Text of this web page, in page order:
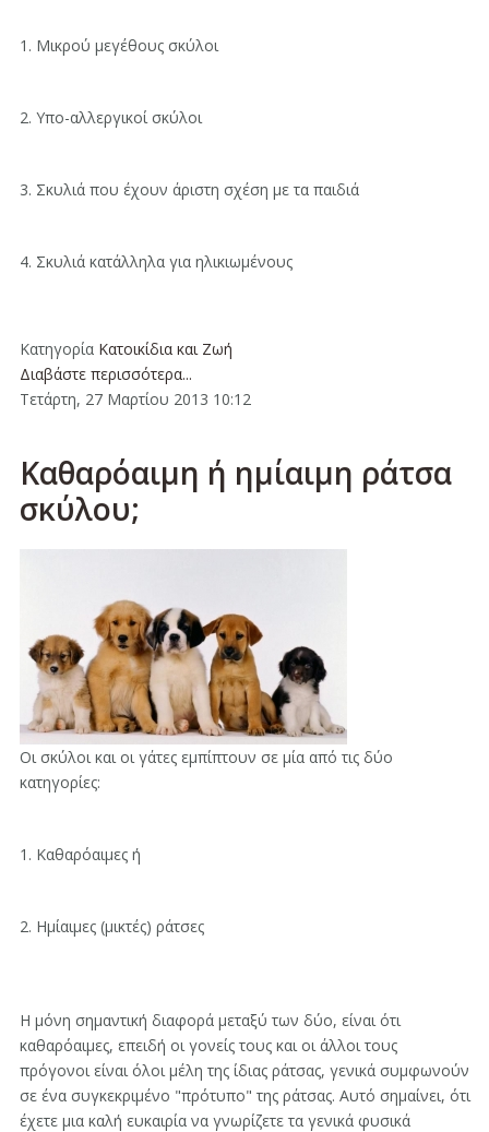
1. Μικρού μεγέθους σκύλοι
2. Υπο-αλλεργικοί σκύλοι
3. Σκυλιά που έχουν άριστη σχέση με τα παιδιά
4. Σκυλιά κατάλληλα για ηλικιωμένους
Κατηγορία Κατοικίδια και Ζωή
Διαβάστε περισσότερα...
Τετάρτη, 27 Μαρτίου 2013 10:12
Καθαρόαιμη ή ημίαιμη ράτσα
σκύλου;
Οι σκύλοι και οι γάτες εμπίπτουν σε μία από τις δύο
κατηγορίες:
1. Καθαρόαιμες ή
2. Ημίαιμες (μικτές) ράτσες
Η μόνη σημαντική διαφορά μεταξύ των δύο, είναι ότι
καθαρόαιμες, επειδή οι γονείς τους και οι άλλοι τους
πρόγονοι είναι όλοι μέλη της ίδιας ράτσας, γενικά συμφωνούν
σε ένα συγκεκριμένο "πρότυπο" της ράτσας. Αυτό σημαίνει, ότι
έχετε μια καλή ευκαιρία να γνωρίζετε τα γενικά φυσικά